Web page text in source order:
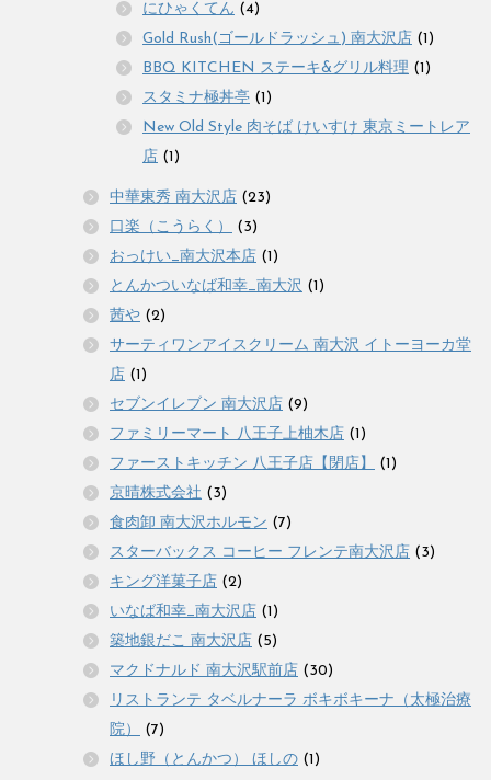
にひゃくてん (4)
Gold Rush(ゴールドラッシュ) 南大沢店 (1)
BBQ KITCHEN ステーキ&グリル料理 (1)
スタミナ極丼亭 (1)
New Old Style 肉そば けいすけ 東京ミートレア
店 (1)
中華東秀 南大沢店 (23)
口楽（こうらく）
(3)
おっけい_南大沢本店 (1)
とんかついなば和幸_南大沢 (1)
茜や (2)
サーティワンアイスクリーム 南大沢 イトーヨーカ堂
店 (1)
セブンイレブン 南大沢店 (9)
ファミリーマート 八王子上柚木店 (1)
ファーストキッチン 八王子店【閉店】
(1)
京晴株式会社 (3)
食肉卸 南大沢ホルモン (7)
スターバックス コーヒー フレンテ南大沢店 (3)
キング洋菓子店 (2)
いなば和幸_南大沢店 (1)
築地銀だこ 南大沢店 (5)
マクドナルド 南大沢駅前店 (30)
リストランテ タベルナーラ ボキボキーナ（太極治療
院）
(7)
ほし野（とんかつ） ほしの (1)